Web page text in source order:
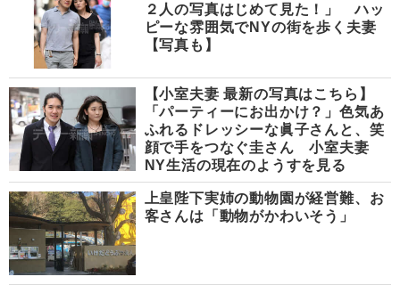
２人の写真はじめて見た！」 ハッ
ピーな雰囲気でNYの街を歩く夫妻
【写真も】
【小室夫妻 最新の写真はこちら】
「パーティーにお出かけ？」色気あ
ふれるドレッシーな眞子さんと、笑
顔で手をつなぐ圭さん 小室夫妻
NY生活の現在のようすを見る
上皇陛下実姉の動物園が経営難、お
客さんは「動物がかわいそう」